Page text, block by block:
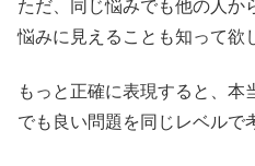
ただ、同じ悩みでも他の人か
悩みに見えることも知って欲
もっと正確に表現すると、本
でも良い問題を同じレベルで